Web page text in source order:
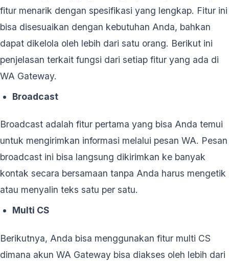
fitur menarik dengan spesifikasi yang lengkap. Fitur ini
bisa disesuaikan dengan kebutuhan Anda, bahkan
dapat dikelola oleh lebih dari satu orang. Berikut ini
penjelasan terkait fungsi dari setiap fitur yang ada di
WA Gateway.
Broadcast
Broadcast adalah fitur pertama yang bisa Anda temui
untuk mengirimkan informasi melalui pesan WA. Pesan
broadcast ini bisa langsung dikirimkan ke banyak
kontak secara bersamaan tanpa Anda harus mengetik
atau menyalin teks satu per satu.
Multi CS
Berikutnya, Anda bisa menggunakan fitur multi CS
dimana akun WA Gateway bisa diakses oleh lebih dari